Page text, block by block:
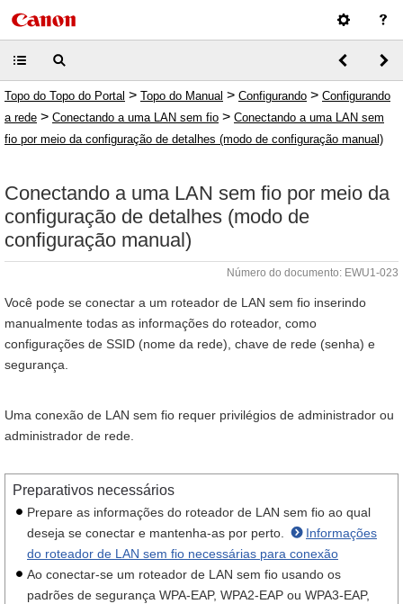
Topo do Topo do Portal > Topo do Manual > Configurando > Configurando
a rede > Conectando a uma LAN sem fio > Conectando a uma LAN sem
fio por meio da configuração de detalhes (modo de configuração manual)
Conectando a uma LAN sem fio por meio da
configuração de detalhes (modo de
configuração manual)
Número do documento: EWU1-023
Você pode se conectar a um roteador de LAN sem fio inserindo
manualmente todas as informações do roteador, como
configurações de SSID (nome da rede), chave de rede (senha) e
segurança.
Uma conexão de LAN sem fio requer privilégios de administrador ou
administrador de rede.
Preparativos necessários
Prepare as informações do roteador de LAN sem fio ao qual
deseja se conectar e mantenha-as por perto.
Informações
do roteador de LAN sem fio necessárias para conexão
Ao conectar-se um roteador de LAN sem fio usando os
padrões de segurança WPA-EAP, WPA2-EAP ou WPA3-EAP,